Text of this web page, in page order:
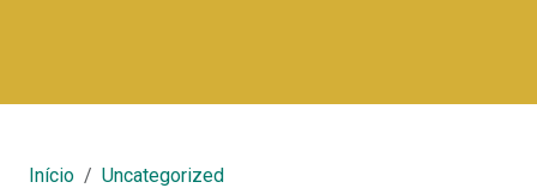
Início
Uncategorized